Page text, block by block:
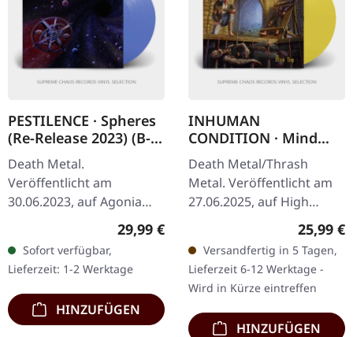
PESTILENCE · Spheres
(Re-Release 2023) (B-
Stock) |
TRANSPARENT BLUE
LP
Death Metal.
Veröffentlicht am
30.06.2023, auf Agonia
Records. Transparent
Remastered. Limitiert auf
600 Exemplare. B-Stock:
Cover…
Regulärer Preis:
29,99 €
Sofort verfügbar,
Lieferzeit: 1-2 Werktage
HINZUFÜGEN
INHUMAN
CONDITION · Mind
Trap | PISS YELLOW
LP
Death Metal/Thrash
Metal. Veröffentlicht am
27.06.2025, auf High
Transparent gelbes Vinyl,
425g schweres Cover,
Insert, Download Code…
25,99 €
Versandfertig in 5 Tagen,
Lieferzeit 6-12 Werktage -
Wird in Kürze eintreffen
HINZUFÜGEN